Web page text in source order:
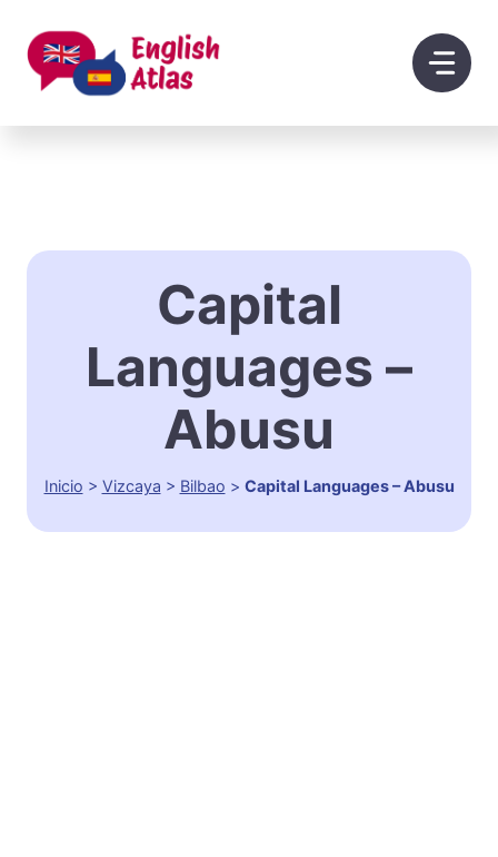
contenido
Capital
Languages –
Abusu
Inicio > Vizcaya > Bilbao > Capital Languages – Abusu